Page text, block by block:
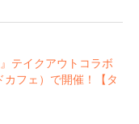
テイクアウトコラボ
カフェ）で開催！【タ